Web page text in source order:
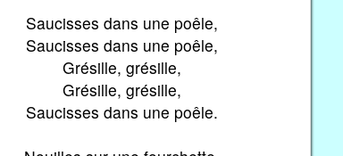
Saucisses dans une poêle,
Saucisses dans une poêle,
Grésille, grésille,
Grésille, grésille,
Saucisses dans une poêle.